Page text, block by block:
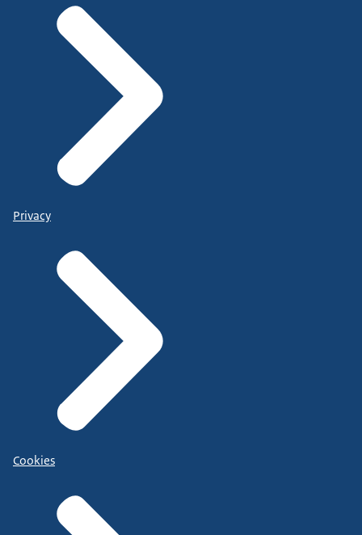
Privacy
Cookies